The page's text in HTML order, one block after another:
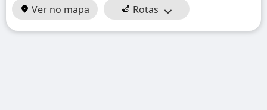
Ver no mapa
Rotas